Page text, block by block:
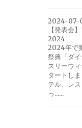
2024-07-
【発表会
2024
2024年で
祭典「ダ
スリーウ
タートし
テル、レ
っ......